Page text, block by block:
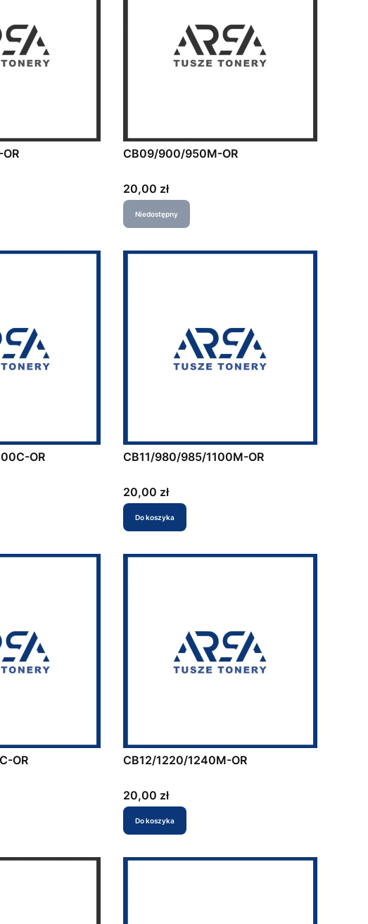
CB09/900/950M-OR
Cena
20,00 zł
Niedostępny
OR CB11/980/985/1100M-OR
Cena
20,00 zł
Do koszyka
OR CB12/1220/1240M-OR
Cena
20,00 zł
Do koszyka